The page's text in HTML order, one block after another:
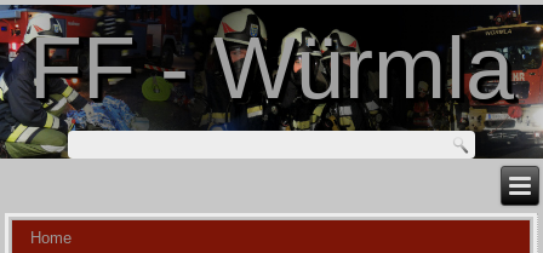
FF - Würmla
Home